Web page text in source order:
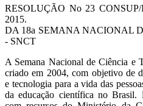
RESOLUÇÃO No 23
2015.
DA 18a SEMANA NACIONAL
- SNCT
A Semana Nacional de Ciência e
criado em 2004, com objetivo de
e tecnologia para a vida das
da educação científica no Brasil.